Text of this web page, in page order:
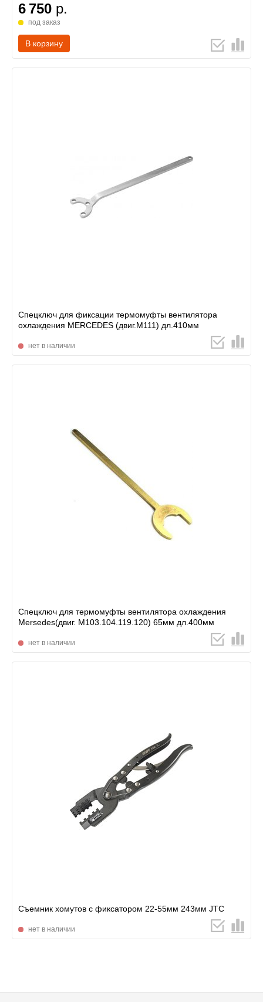
6 750 р.
под заказ
В корзину
Спецключ для фиксации термомуфты вентилятора
охлаждения MERCEDES (двиг.М111) дл.410мм
нет в наличии
Спецключ для термомуфты вентилятора охлаждения
Mersedes(двиг. M103.104.119.120) 65мм дл.400мм
нет в наличии
Съемник хомутов с фиксатором 22-55мм 243мм JTC
нет в наличии